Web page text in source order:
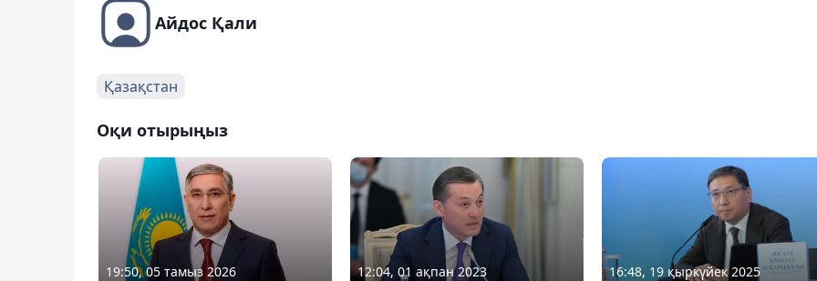
Айдос Қали
Қазақстан
Оқи отырыңыз
19:50, 05 тамыз 2026 12:04, 01 ақпан 2023 16:48, 19 қыркүйек 2025